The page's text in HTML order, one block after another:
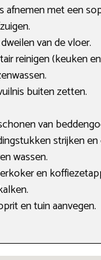
afnemen met een
van de vloer.
reinigen (keuken
buiten zetten.
van
strijken
wassen.
en
en tuin aanvegen.